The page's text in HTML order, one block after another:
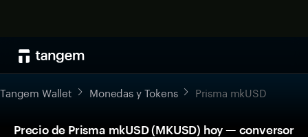
Tangem Wallet Monedas y Tokens Prisma mkUSD
Precio de Prisma mkUSD (MKUSD) hoy — conversor